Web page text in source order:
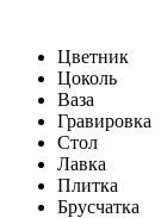
Цветник
Цоколь
Ваза
Гравировка
Стол
Лавка
Плитка
Брусчатка